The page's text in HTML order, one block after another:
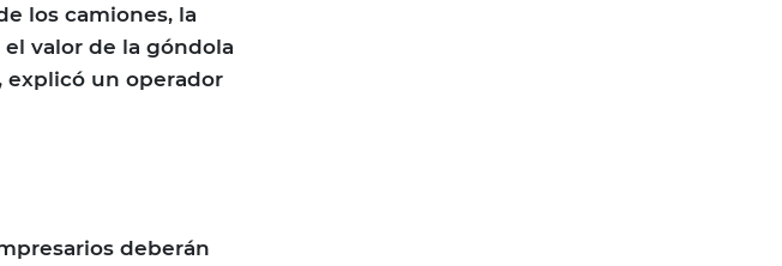
los camiones, la
valor de la góndola
explicó un operador
deberán